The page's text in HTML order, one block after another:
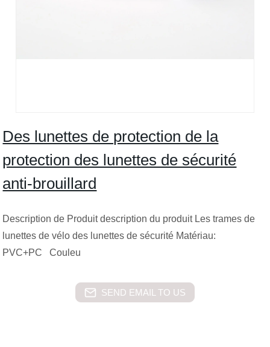
Des lunettes de protection de la
protection des lunettes de sécurité
anti-brouillard
Description de Produit description du produit Les trames de
lunettes de vélo des lunettes de sécurité Matériau:
PVC+PC Couleu
SEND EMAIL TO US